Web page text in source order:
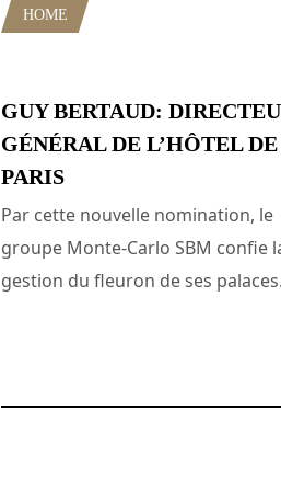
HOME
GUY BERTAUD:
GÉNÉRAL DE L’HÔTEL DE
PARIS
Par cette nouvelle nomination, le
groupe Monte-Carlo SBM confie
gestion du fleuron de ses